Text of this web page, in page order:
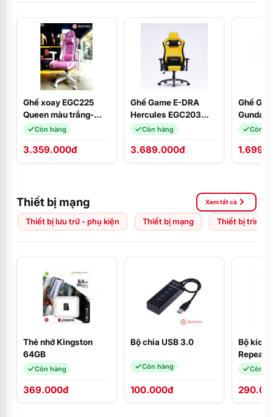
Ghế xoay EGC225
Queen màu trắng-
hồng E-Dra
Còn hàng
3.359.000đ
Ghế Game E-DRA
Hercules EGC203
PRO Black/Yellow
Còn hàng
3.689.000đ
Ghế
Còn
Thiết bị mạng Xem tất cả
Thiết bị lưu trữ - phụ kiện Thiết bị mạng Thiết bị trình
Thẻ nhớ Kingston
64GB
Còn hàng
369.000đ
Bộ chia USB 3.0
Còn hàng
100.000đ
Bộ kích
EX200
Còn